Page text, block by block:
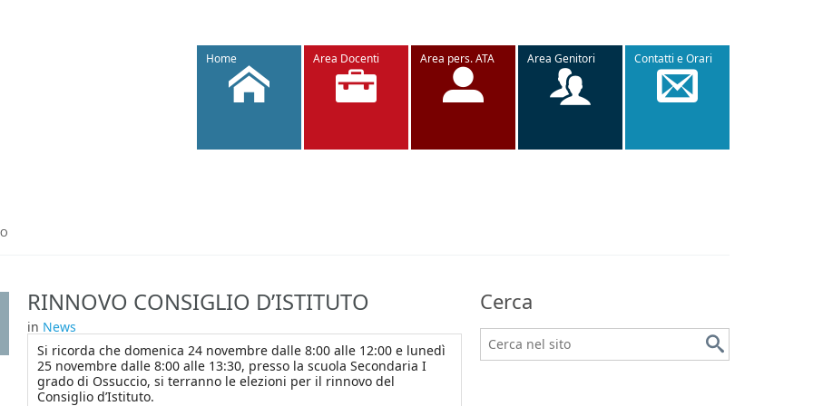
Home Area Docenti Area pers. ATA Area Genitori Contatti e Orari
RINNOVO CONSIGLIO D’ISTITUTO
in News
Si ricorda che domenica 24 novembre dalle 8:00 alle 12:00 e lunedì
25 novembre dalle 8:00 alle 13:30, presso la scuola Secondaria I
grado di Ossuccio, si terranno le elezioni per il rinnovo del
Consiglio d’Istituto.
Cerca